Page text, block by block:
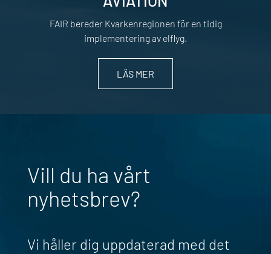
FAIR bereder Kvarkenregionen för en tidig
implementering av elflyg.
LÄS MER
Vill du ha vårt
nyhetsbrev?
Vi håller dig uppdaterad med det